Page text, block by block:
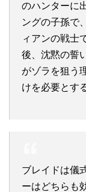
のハンターに
ングの子孫で
ィアンの戦士
後、沈黙の誓
がゾラを狙う
けを必要とす
ブレイドは儀
ーはどちらも